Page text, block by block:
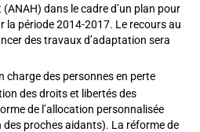
dans le cadre d’un plan pour
la période 2014-2017. Le recours au
des travaux d’adaptation sera
charge des personnes en perte
des droits et libertés des
de l’allocation personnalisée
des proches aidants). La réforme de